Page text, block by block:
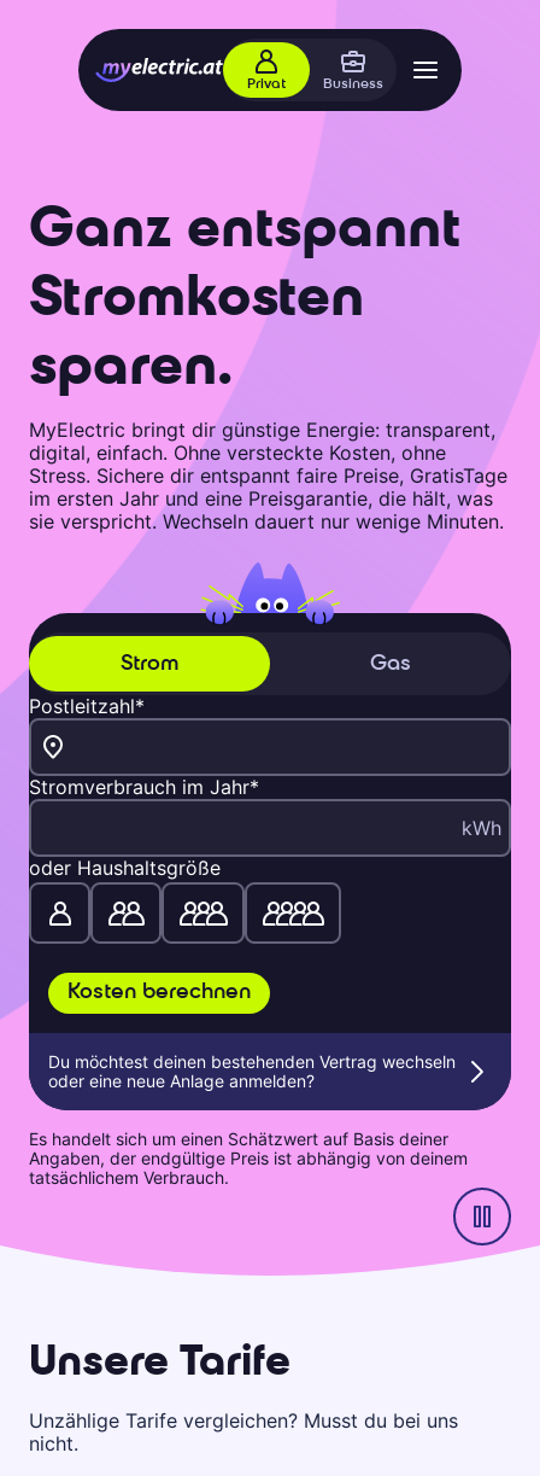
Privat Business
Ganz entspannt
Stromkosten
sparen.
MyElectric bringt dir günstige Energie: transparent,
digital, einfach. Ohne versteckte Kosten, ohne
Stress. Sichere dir entspannt faire Preise, GratisTage
im ersten Jahr und eine Preisgarantie, die hält, was
sie verspricht. Wechseln dauert nur wenige Minuten.
Strom Gas
Postleitzahl*
Stromverbrauch im Jahr*
kWh
oder Haushaltsgröße
Kosten berechnen
Du möchtest deinen bestehenden Vertrag wechseln
oder eine neue Anlage anmelden?
Es handelt sich um einen Schätzwert auf Basis deiner
Angaben, der endgültige Preis ist abhängig von deinem
tatsächlichem Verbrauch.
Unsere Tarife
Unzählige Tarife vergleichen? Musst du bei uns
nicht.